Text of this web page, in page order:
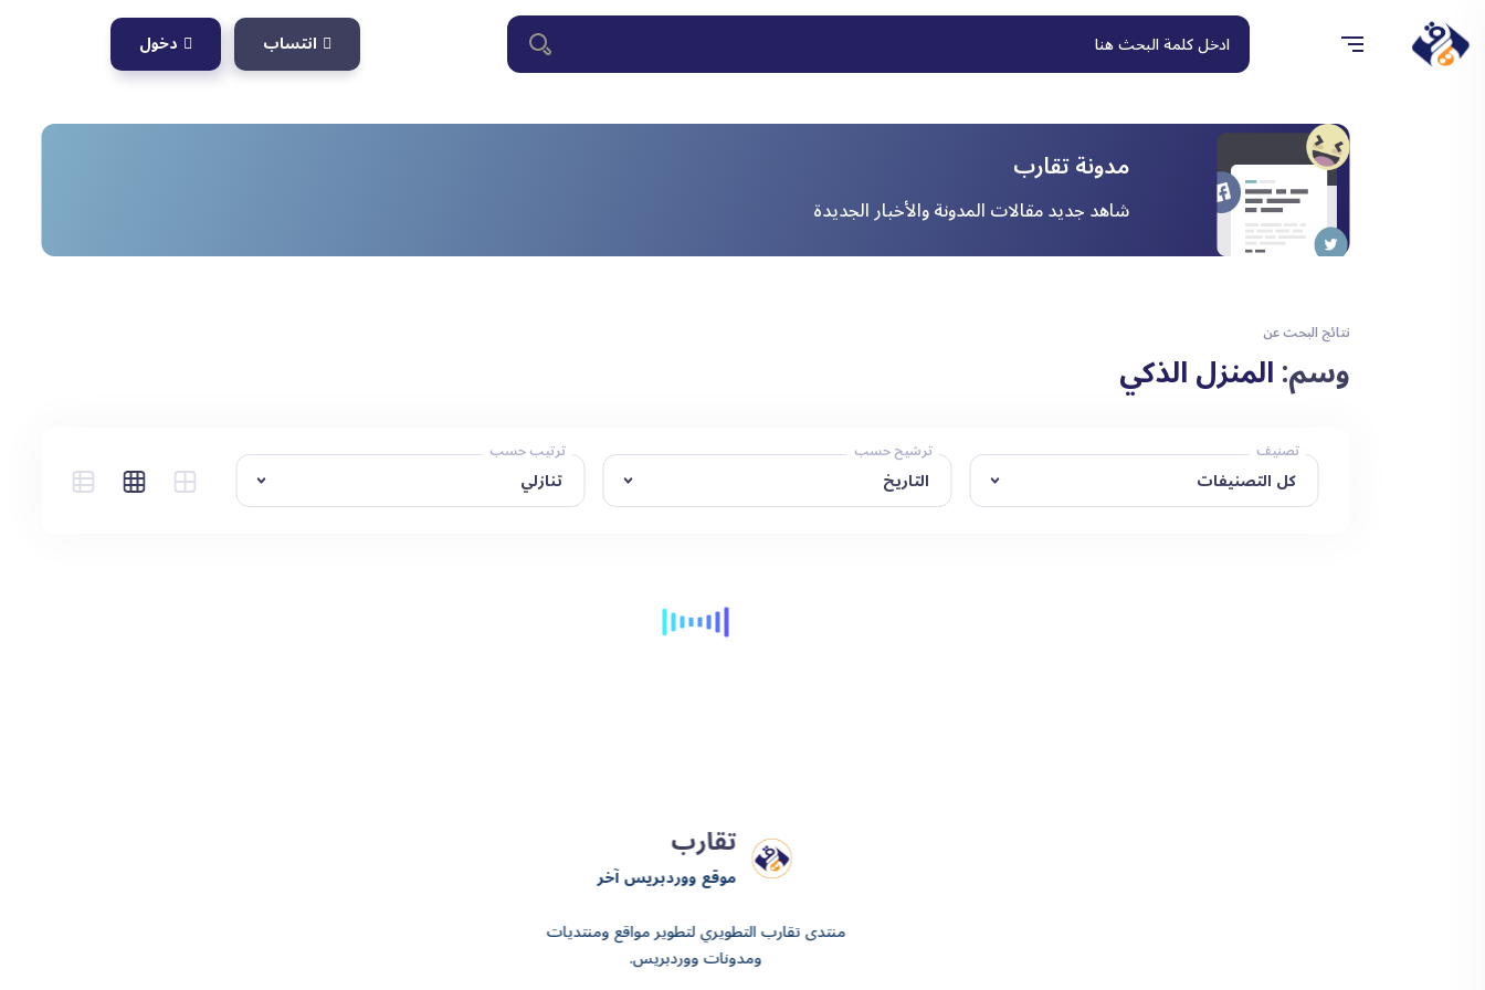
انتساب دخول
مدونة تقارب
شاهد جديد مقالات المدونة والأخبار الجديدة
نتائج البحث عن
وسم:المنزل الذكي
تصنيف ترشيح حسب ترتيب حسب
تقارب
موقع ووردبريس آخر
منتدى تقارب التطويري لتطوير مواقع ومنتديات
ومدونات ووردبريس.